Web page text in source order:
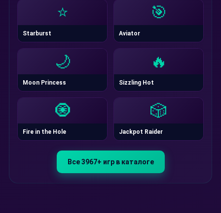
⭐
Starburst
🎯
Aviator
🌙
Moon Princess
🔥
Sizzling Hot
🧿
Fire in the Hole
🎲
Jackpot Raider
Все 3967+ игр в каталоге